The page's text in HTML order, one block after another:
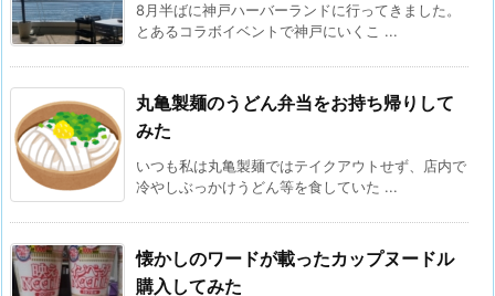
8月半ばに神戸ハーバーランドに行ってきました。
とあるコラボイベントで神戸にいくこ ...
丸亀製麺のうどん弁当をお持ち帰りして
みた
いつも私は丸亀製麺ではテイクアウトせず、店内で
冷やしぶっかけうどん等を食していた ...
懐かしのワードが載ったカップヌードル
購入してみた